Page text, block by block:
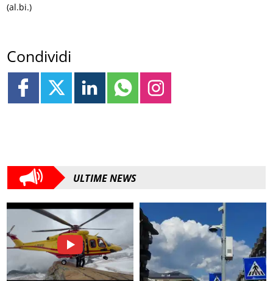
(al.bi.)
Condividi
ULTIME NEWS